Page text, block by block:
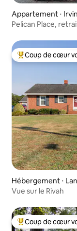
Appartement ⋅
Pelican Place,
Coups de cœur
Coup de cœur
Hébergement ⋅
Vue sur le Rivah
Coups de cœur
Coup de cœur